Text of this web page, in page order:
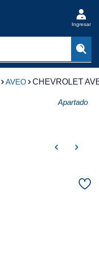
Ingresar
AVEO CHEVROLET
Apartado